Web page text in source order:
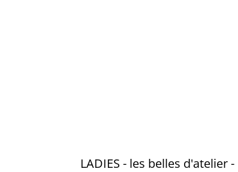
LADIES - les belles d'atelier -